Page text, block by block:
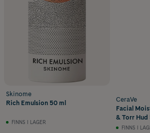
Skinome
Rich Emulsion 50 ml
FINNS I LAGER
CeraVe
Facial
& Torr Hud
FINNS I